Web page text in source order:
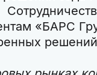
«БАРС